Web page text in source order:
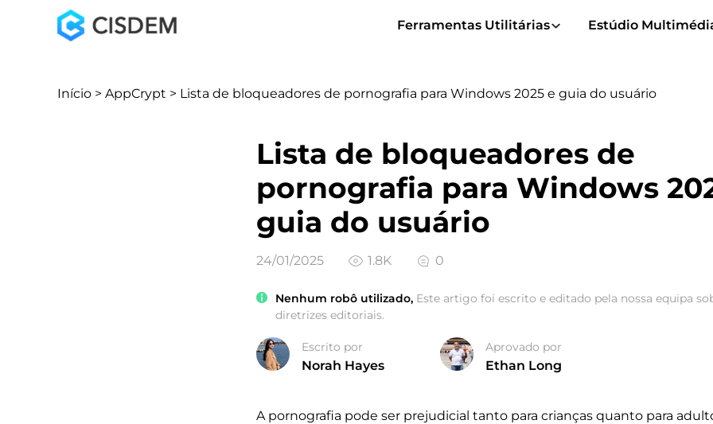
Ferramentas Utilitárias Estúdio
Início > AppCrypt > Lista de bloqueadores de pornografia para Windows 2025 e guia do usuário
Lista de bloqueadores de
pornografia para Windows
guia do usuário
24/01/2025 1.8K 0
Nenhum robô utilizado,Este artigo foi escrito e editado pela nossa equipa
diretrizes editoriais.
Escrito por
Norah Hayes
Aprovado por
Ethan Long
A pornografia pode ser prejudicial tanto para crianças quanto para